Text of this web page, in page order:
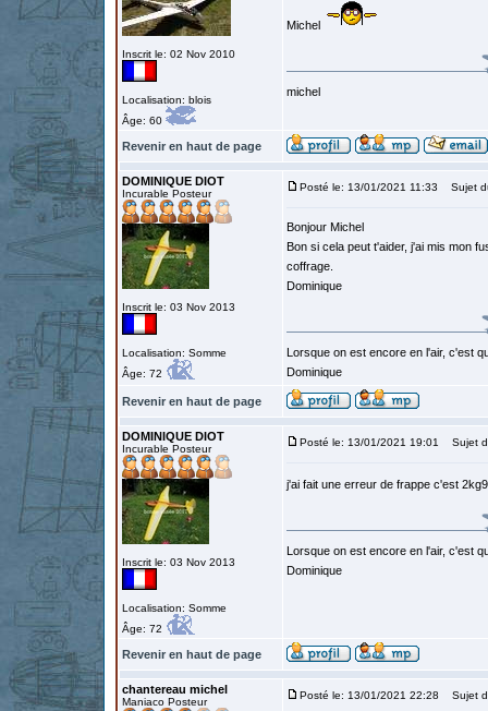
Inscrit le: 02 Nov 2010
Localisation: blois
Âge: 60
Michel
michel
Revenir en haut de page
DOMINIQUE DIOT
Incurable Posteur
Inscrit le: 03 Nov 2013
Localisation: Somme
Âge: 72
Posté le: 13/01/2021 11:33 Sujet
Bonjour Michel
Bon si cela peut t'aider, j'ai mis mon
coffrage.
Dominique
Lorsque on est encore en l'air, c'est
Dominique
Revenir en haut de page
DOMINIQUE DIOT
Incurable Posteur
Inscrit le: 03 Nov 2013
Localisation: Somme
Âge: 72
Posté le: 13/01/2021 19:01 Sujet
j'ai fait une erreur de frappe c'est
Lorsque on est encore en l'air, c'est
Dominique
Revenir en haut de page
chantereau michel
Maniaco Posteur
Posté le: 13/01/2021 22:28 Sujet